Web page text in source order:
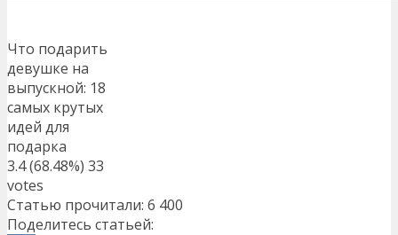
Что подарить
девушке на
выпускной: 18
самых крутых
идей для
подарка
3.4(68.48%) 33
votes
Статью прочитали: 6 400
Поделитесь статьей: